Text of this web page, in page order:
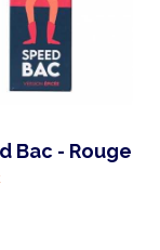
Bac - Rouge